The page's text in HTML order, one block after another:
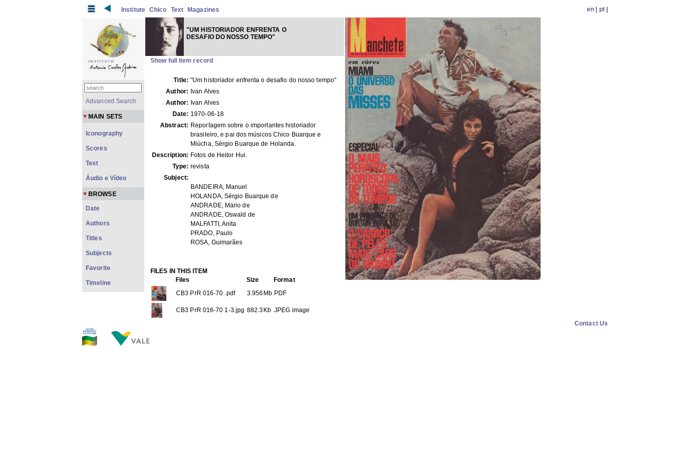
Institute Chico Text Magazines en pt|
"UM HISTORIADOR ENFRENTA O
DESAFIO DO NOSSO TEMPO"
Show full item record
Title: "Um historiador enfrenta o desafio do nosso tempo"
Author: Ivan Alves
Author: Ivan Alves
Date: 1970-06-18
Abstract: Reportagem sobre o importantes historiador
brasileiro, e pai dos músicos Chico Buarque e
Miúcha, Sérgio Buarque de Holanda.
Description: Fotos de Heitor Hui.
Type: revista
Subject:
BANDEIRA, Manuel
HOLANDA, Sérgio Buarque de
ANDRADE, Mário de
ANDRADE, Oswald de
MALFATTI, Anita
PRADO, Paulo
ROSA, Guimarães
FILES IN THIS ITEM
Files
Size
Format
CB3 PrR 016-70 .pdf
3.956Mb PDF
CB3 PrR 016-70 1-3.jpg 882.3Kb JPEG image
Advanced Search
MAIN SETS
Iconography
Scores
Text
Áudio e Vídeo
BROWSE
Date
Authors
Titles
Subjects
Favorite
Timeline
Contact Us